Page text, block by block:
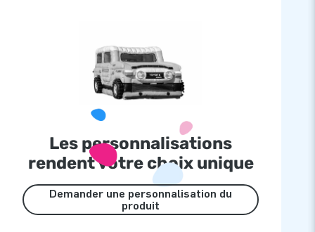
Les personnalisations
rendent votre choix unique
Demander une personnalisation du
produit